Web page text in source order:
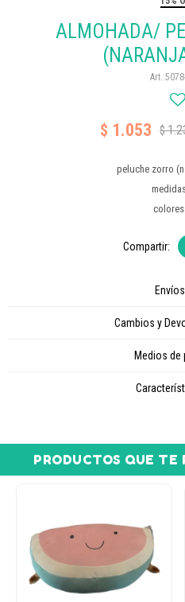
ALMOHADA/
$ 1.053 $
peluche zorro
Envíos
Cambios y
Medios de
PRODUCTOS QUE TE